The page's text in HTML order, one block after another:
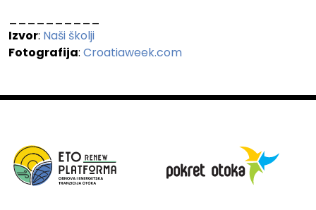
Izvor: Naši školji
Fotografija: Croatiaweek.com